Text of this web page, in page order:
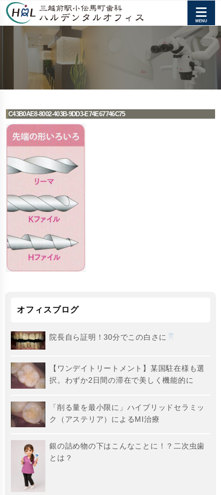
C43B0AE8-8002-403B-9DD3-E74E67746C75
オフィスブログ
院長自ら証明！30分でこの白さに
【ワンデイトリートメント】某国駐在様も選
択。わずか2日間の滞在で美しく機能的に
「削る量を最小限に」ハイブリッドセラミッ
ク（アステリア）によるMI治療
銀の詰め物の下はこんなことに！？二次虫歯
とは？